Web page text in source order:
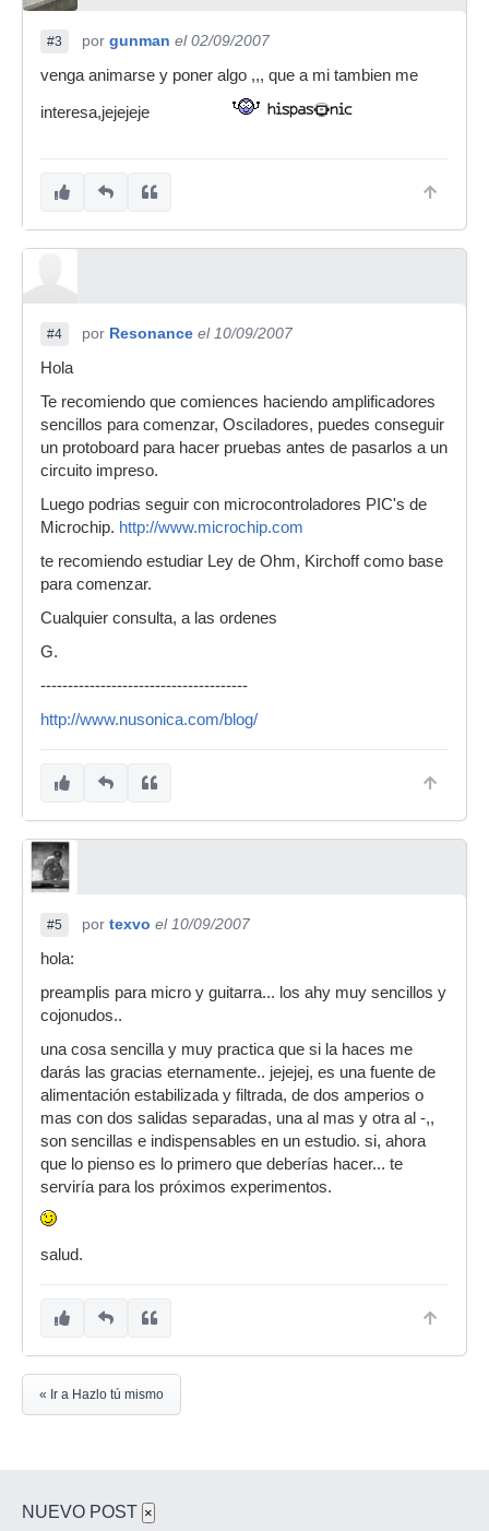
#3 por gunman el 02/09/2007
venga animarse y poner algo ,,, que a mi tambien me
interesa,jejejeje
#4 por Resonance el 10/09/2007
Hola
Te recomiendo que comiences haciendo amplificadores
sencillos para comenzar, Osciladores, puedes conseguir
un protoboard para hacer pruebas antes de pasarlos a un
circuito impreso.
Luego podrias seguir con microcontroladores PIC's de
Microchip. http://www.microchip.com
te recomiendo estudiar Ley de Ohm, Kirchoff como base
para comenzar.
Cualquier consulta, a las ordenes
G.
--------------------------------------
http://www.nusonica.com/blog/
#5 por texvo el 10/09/2007
hola:
preamplis para micro y guitarra... los ahy muy sencillos y
cojonudos..
una cosa sencilla y muy practica que si la haces me
darás las gracias eternamente.. jejejej, es una fuente de
alimentación estabilizada y filtrada, de dos amperios o
mas con dos salidas separadas, una al mas y otra al -,,
son sencillas e indispensables en un estudio. si, ahora
que lo pienso es lo primero que deberías hacer... te
serviría para los próximos experimentos.
salud.
« Ir a Hazlo tú mismo
NUEVO POST ×